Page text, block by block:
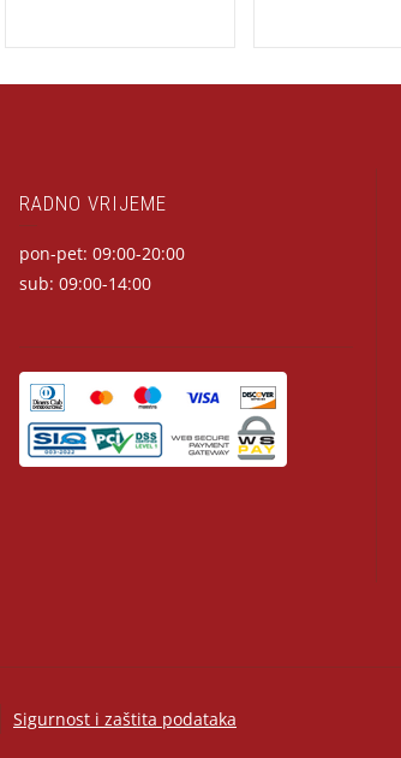
RADNO VRIJEME
pon-pet: 09:00-20:00
sub: 09:00-14:00
Sigurnost i zaštita podataka